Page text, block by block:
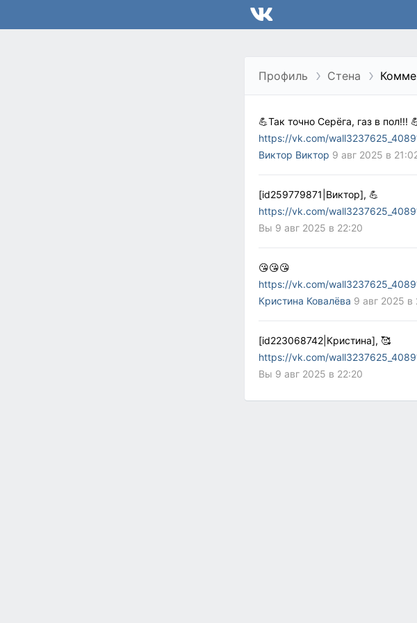
Профиль Стена
💪Так точно Серёга, газ в пол!!!
https://vk.com/
Виктор Виктор 9 авг 2025 в
[id259779871|Виктор], 💪
https://vk.com/
Вы 9 авг 2025 в 22:20
😘😘😘
https://vk.com/
Кристина Ковалёва 9 авг 2025 в
[id223068742|Кристина], 🥰
https://vk.com/
Вы 9 авг 2025 в 22:20